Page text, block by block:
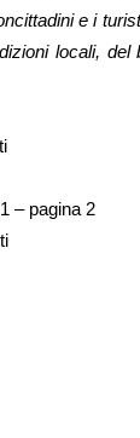
e i
locali,
– pagina 2